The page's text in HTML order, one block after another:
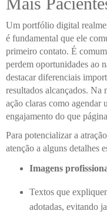
Um portfólio digital
é fundamental que ele
primeiro contato. É
perdem oportunidades ao
destacar diferenciais
resultados alcançados. Na
ação claras como agendar
engajamento do que
Para potencializar a
atenção a alguns detalhes
Imagens
Textos que
adotadas, evitando